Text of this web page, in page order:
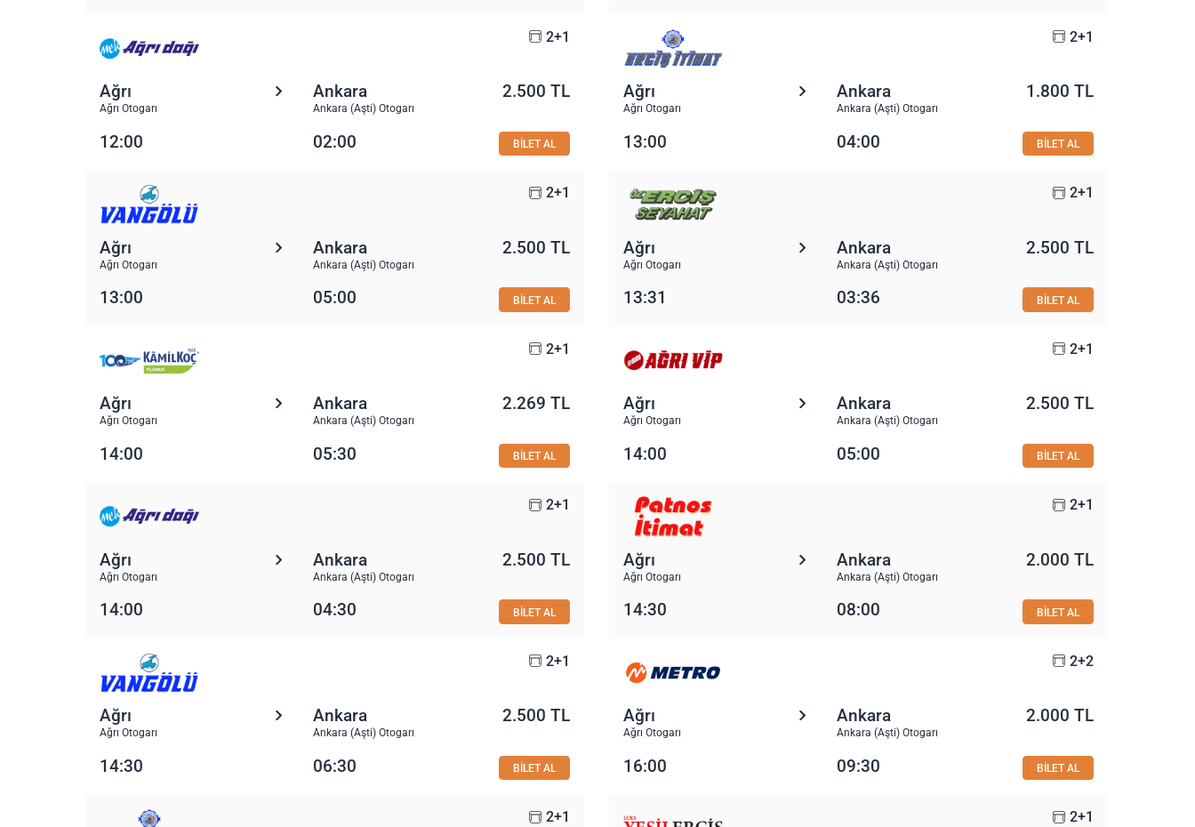
2+1
Ağrı
Ağrı Otogarı
Ankara
Ankara (Aşti) Otogarı
2.500 TL
12:00 02:00 BİLET AL
2+1
Ağrı
Ağrı Otogarı
Ankara
Ankara (Aşti) Otogarı
1.800 TL
13:00 04:00 BİLET AL
2+1
Ağrı
Ağrı Otogarı
Ankara
Ankara (Aşti) Otogarı
2.500 TL
13:00 05:00 BİLET AL
2+1
Ağrı
Ağrı Otogarı
Ankara
Ankara (Aşti) Otogarı
2.500 TL
13:31 03:36 BİLET AL
2+1
Ağrı
Ağrı Otogarı
Ankara
Ankara (Aşti) Otogarı
2.269 TL
14:00 05:30 BİLET AL
2+1
Ağrı
Ağrı Otogarı
Ankara
Ankara (Aşti) Otogarı
2.500 TL
14:00 05:00 BİLET AL
2+1
Ağrı
Ağrı Otogarı
Ankara
Ankara (Aşti) Otogarı
2.500 TL
14:00 04:30 BİLET AL
2+1
Ağrı
Ağrı Otogarı
Ankara
Ankara (Aşti) Otogarı
2.000 TL
14:30 08:00 BİLET AL
2+1
Ağrı
Ağrı Otogarı
Ankara
Ankara (Aşti) Otogarı
2.500 TL
14:30 06:30 BİLET AL
2+2
Ağrı
Ağrı Otogarı
Ankara
Ankara (Aşti) Otogarı
2.000 TL
16:00 09:30 BİLET AL
2+1 2+1